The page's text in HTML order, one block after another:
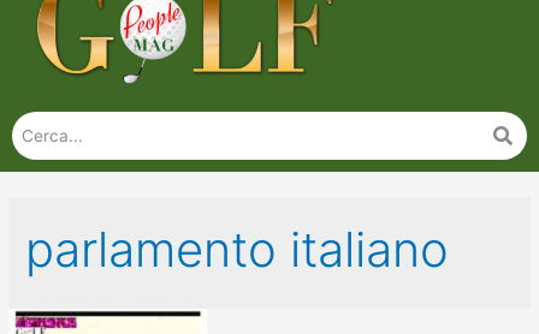
parlamento italiano